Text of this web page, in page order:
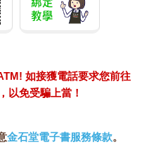
如接獲電話要求您前往
以免受騙上當！
金石堂電子書服務條款。